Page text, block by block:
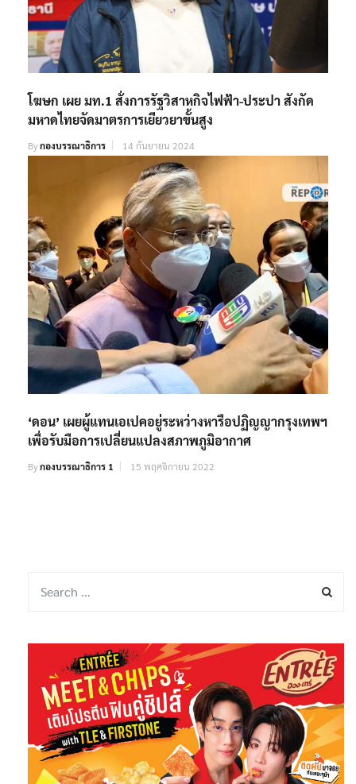
โฆษก เผย มท.1 สั่งการรัฐวิสาหกิจไฟฟ้า-ประปา สังกัด
มหาดไทยจัดมาตรการเยียวยาขั้นสูง
Byกองบรรณาธิการ 14 กันยายน 2024
‘ดอน’ เผยผู้แทนเอเปคอยู่ระหว่างหารือปฏิญญากรุงเทพฯ
เพื่อรับมือการเปลี่ยนแปลงสภาพภูมิอากาศ
Byกองบรรณาธิการ 1 15 พฤศจิกายน 2022